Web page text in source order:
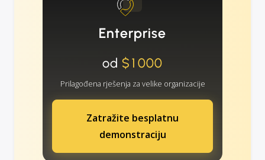
Enterprise
od $1000
Prilagođena rješenja za velike organizacije
Zatražite besplatnu
demonstraciju